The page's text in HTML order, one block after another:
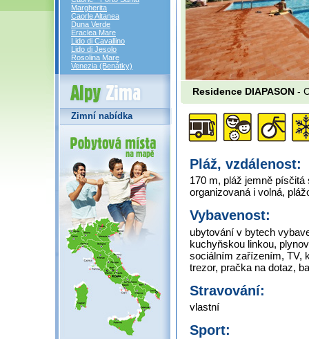
Residence DIAPASON -
Pláž, vzdálenost:
170 m, pláž jemně
organizovaná i volná,
Vybavenost:
ubytování v bytech
kuchyňskou linkou,
sociálním zařízením, TV,
trezor, pračka na dotaz,
Stravování:
vlastní
Sport:
Margherita
Caorle Altanea
Duna Verde
Eraclea Mare
Lido di Cavallino
Lido di Jesolo
Rosolina Mare
Venezia (Benátky)
Alpy Zima
Zimní nabídka